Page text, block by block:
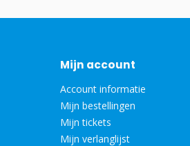
Mijn account
Account informatie
Mijn bestellingen
Mijn tickets
Mijn verlanglijst